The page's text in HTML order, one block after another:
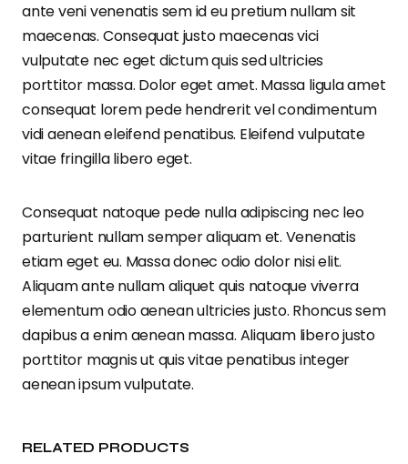
ante veni venenatis sem id eu pretium nullam sit
maecenas. Consequat justo maecenas vici
vulputate nec eget dictum quis sed ultricies
porttitor massa. Dolor eget amet. Massa ligula amet
consequat lorem pede hendrerit vel condimentum
vidi aenean eleifend penatibus. Eleifend vulputate
vitae fringilla libero eget.
Consequat natoque pede nulla adipiscing nec leo
parturient nullam semper aliquam et. Venenatis
etiam eget eu. Massa donec odio dolor nisi elit.
Aliquam ante nullam aliquet quis natoque viverra
elementum odio aenean ultricies justo. Rhoncus sem
dapibus a enim aenean massa. Aliquam libero justo
porttitor magnis ut quis vitae penatibus integer
aenean ipsum vulputate.
RELATED PRODUCTS